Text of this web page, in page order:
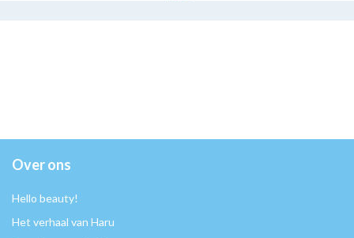
Over ons
Hello beauty!
Het verhaal van Haru